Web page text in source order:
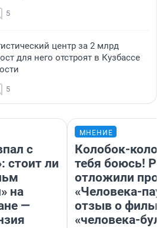
5
центр за 2 млрд
для него отстроят в Кузбассе
5
с
стоит ли
на
—
МНЕНИЕ
Колобок-
тебя боюсь!
отложили
«Человека-
отзыв о
«человека-